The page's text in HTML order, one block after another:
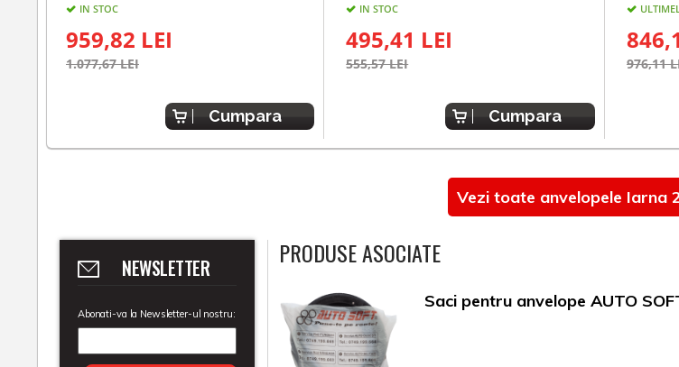
IN STOC
959,82 LEI
1.077,67 LEI
Cumpara
IN STOC
495,41 LEI
555,57 LEI
Cumpara
976,11
Vezi toate anvelopele Iarna
NEWSLETTER
Abonati-va la Newsletter-ul nostru:
PRODUSE ASOCIATE
Saci pentru anvelope AUTO